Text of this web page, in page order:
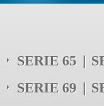
SERIE 65
SERIE 69